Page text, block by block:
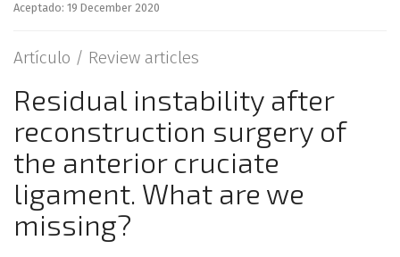
Aceptado: 19 December 2020
Artículo / Review articles
Residual instability after
reconstruction surgery of
the anterior cruciate
ligament. What are we
missing?